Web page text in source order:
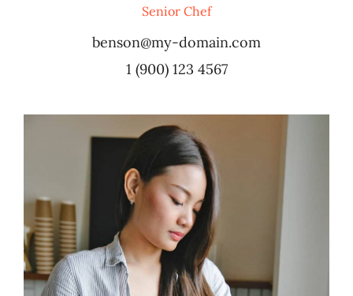
Senior Chef
benson@my-domain.com
1 (900) 123 4567